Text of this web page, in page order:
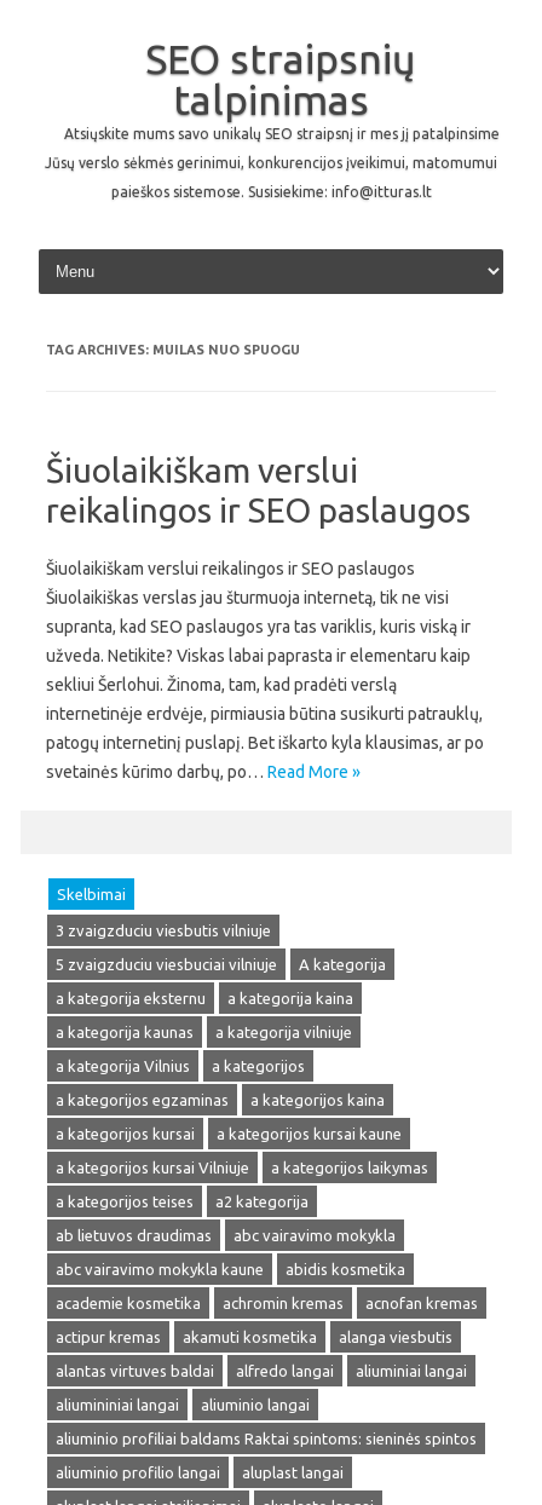
SEO straipsnių
talpinimas
Atsiųskite mums savo unikalų SEO straipsnį ir mes jį patalpinsime
Jūsų verslo sėkmės gerinimui, konkurencijos įveikimui, matomumui
paieškos sistemose. Susisiekime: info@itturas.lt
Skip to content
TAG ARCHIVES: MUILAS NUO SPUOGU
Šiuolaikiškam verslui
reikalingos ir SEO paslaugos
Šiuolaikiškam verslui reikalingos ir SEO paslaugos
Šiuolaikiškas verslas jau šturmuoja internetą, tik ne visi
supranta, kad SEO paslaugos yra tas variklis, kuris viską ir
užveda. Netikite? Viskas labai paprasta ir elementaru kaip
sekliui Šerlohui. Žinoma, tam, kad pradėti verslą
internetinėje erdvėje, pirmiausia būtina susikurti patrauklų,
patogų internetinį puslapį. Bet iškarto kyla klausimas, ar po
svetainės kūrimo darbų, po… Read More »
Skelbimai
3 zvaigzduciu viesbutis vilniuje
5 zvaigzduciu viesbuciai vilniuje
A kategorija
a kategorija eksternu
a kategorija kaina
a kategorija kaunas
a kategorija vilniuje
a kategorija Vilnius
a kategorijos
a kategorijos egzaminas
a kategorijos kaina
a kategorijos kursai
a kategorijos kursai kaune
a kategorijos kursai Vilniuje
a kategorijos laikymas
a kategorijos teises
a2 kategorija
ab lietuvos draudimas
abc vairavimo mokykla
abc vairavimo mokykla kaune
abidis kosmetika
academie kosmetika
achromin kremas
acnofan kremas
actipur kremas
akamuti kosmetika
alanga viesbutis
alantas virtuves baldai
alfredo langai
aliuminiai langai
aliumininiai langai
aliuminio langai
aliuminio profiliai baldams Raktai spintoms: sieninės spintos
aliuminio profilio langai
aluplast langai